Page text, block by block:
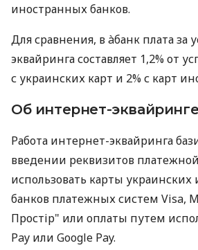
иностранных банков.
Для сравнения, в àбанк плата за
эквайринга составляет 1,2% от
с украинских карт и 2% с карт
Об интернет-эквайринге
Работа интернет-эквайринга
введении реквизитов
использовать карты
банков платежных систем Visa,
Простір" или оплаты путем
Pay или Google Pay.